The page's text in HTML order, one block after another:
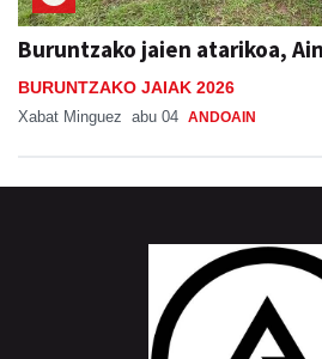
Buruntzako jaien atarikoa,
BURUNTZAKO JAIAK 2026
Xabat Minguez abu 04 ANDOAIN